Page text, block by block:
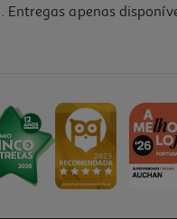
apenas